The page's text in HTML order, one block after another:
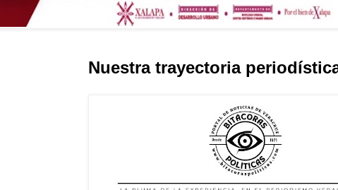
Nuestra trayectoria